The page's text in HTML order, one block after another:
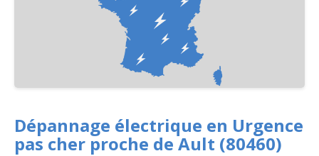
Dépannage électrique en Urgence
pas cher proche de Ault (80460)